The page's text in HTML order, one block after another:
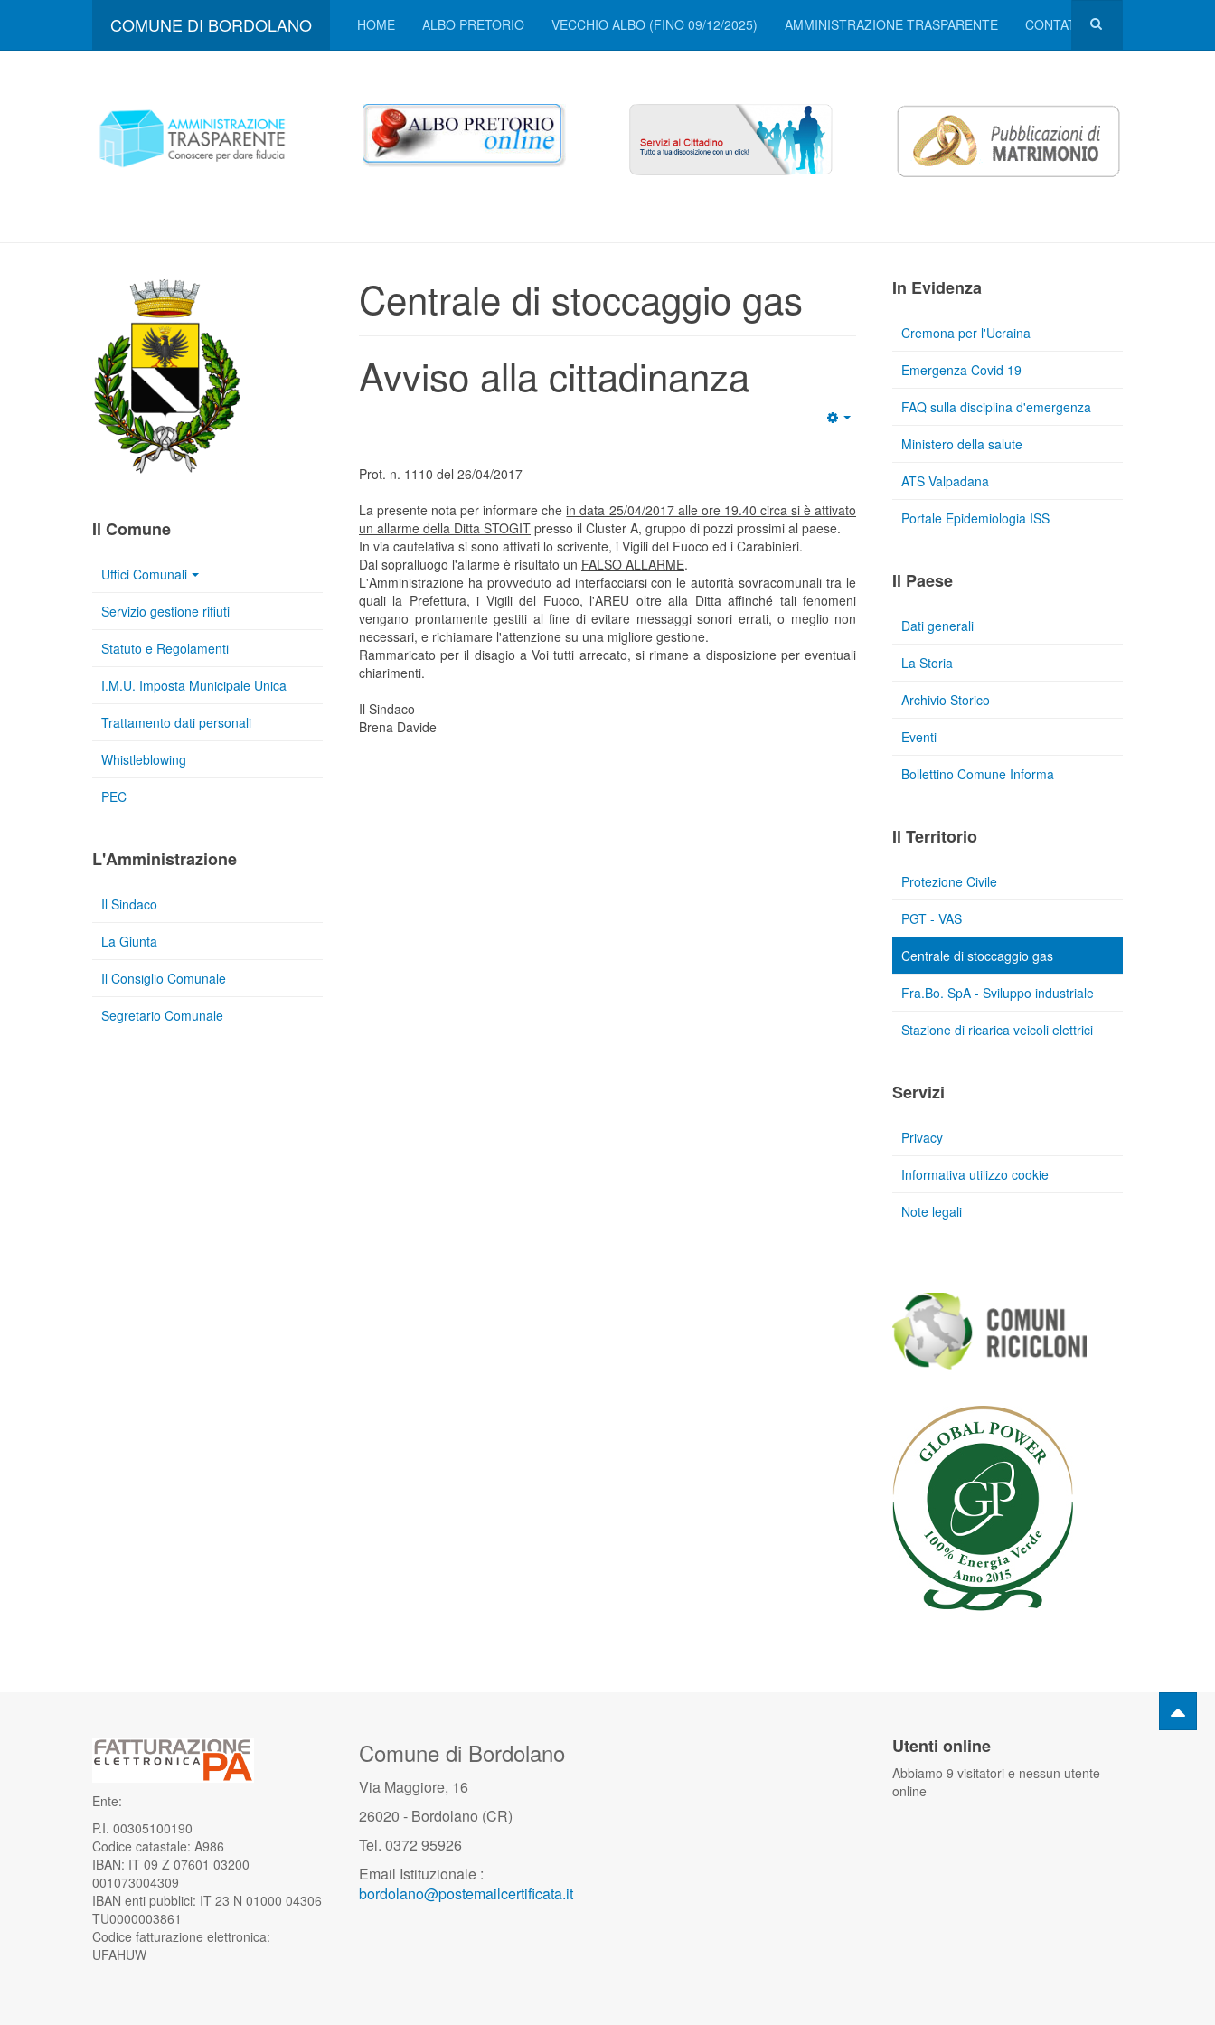
COMUNE DI BORDOLANO HOME ALBO PRETORIO VECCHIO ALBO (FINO 09/12/2025) AMMINISTRAZIONE TRASPARENTE CONTATTI
Centrale di stoccaggio gas
Avviso alla cittadinanza
Prot. n. 1110 del 26/04/2017
La presente nota per informare chein data 25/04/2017 alle ore 19.40 circa si è attivato
un allarme della Ditta STOGIT presso il Cluster A, gruppo di pozzi prossimi al paese.
In via cautelativa si sono attivati lo scrivente, i Vigili del Fuoco ed i Carabinieri.
Dal sopralluogo l'allarme è risultato un FALSO ALLARME.
L'Amministrazione ha provveduto ad interfacciarsi con le autorità sovracomunali tra le
quali la Prefettura, i Vigili del Fuoco, l'AREU oltre alla Ditta affinché tali fenomeni
vengano prontamente gestiti al fine di evitare messaggi sonori errati, o meglio non
necessari, e richiamare l'attenzione su una migliore gestione.
Rammaricato per il disagio a Voi tutti arrecato, si rimane a disposizione per eventuali
chiarimenti.
Il Sindaco
Brena Davide
Il Comune
Uffici Comunali
Servizio gestione rifiuti
Statuto e Regolamenti
I.M.U. Imposta Municipale Unica
Trattamento dati personali
Whistleblowing
PEC
L'Amministrazione
Il Sindaco
La Giunta
Il Consiglio Comunale
Segretario Comunale
In Evidenza
Cremona per l'Ucraina
Emergenza Covid 19
FAQ sulla disciplina d'emergenza
Ministero della salute
ATS Valpadana
Portale Epidemiologia ISS
Il Paese
Dati generali
La Storia
Archivio Storico
Eventi
Bollettino Comune Informa
Il Territorio
Protezione Civile
PGT - VAS
Centrale di stoccaggio gas
Fra.Bo. SpA - Sviluppo industriale
Stazione di ricarica veicoli elettrici
Servizi
Privacy
Informativa utilizzo cookie
Note legali
Ente:
P.I. 00305100190
Codice catastale: A986
IBAN: IT 09 Z 07601 03200
001073004309
IBAN enti pubblici: IT 23 N 01000 04306
TU0000003861
Codice fatturazione elettronica:
UFAHUW
Comune di Bordolano
Via Maggiore, 16
26020 - Bordolano (CR)
Tel. 0372 95926
Email Istituzionale :
bordolano@postemailcertificata.it
Utenti online
Abbiamo 9 visitatori e nessun utente
online